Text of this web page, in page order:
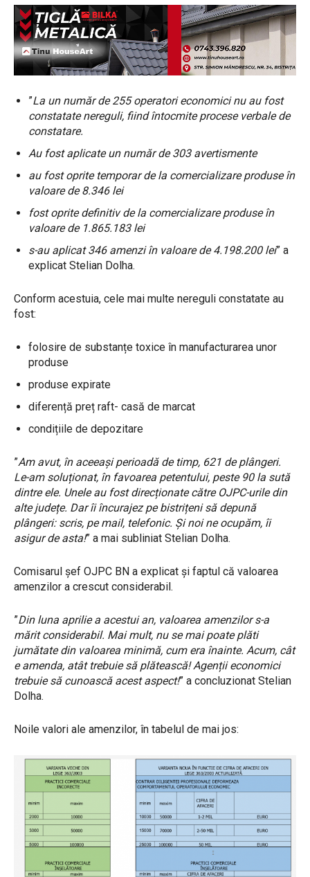
”La un număr de 255 operatori economici nu au fost
constatate nereguli, fiind întocmite procese verbale de
constatare.
Au fost aplicate un număr de 303 avertismente
au fost oprite temporar de la comercializare produse în
valoare de 8.346 lei
fost oprite definitiv de la comercializare produse în
valoare de 1.865.183 lei
s-au aplicat 346 amenzi în valoare de 4.198.200 lei” a
explicat Stelian Dolha.
Conform acestuia, cele mai multe nereguli constatate au
fost:
folosire de substanțe toxice în manufacturarea unor
produse
produse expirate
diferență preț raft- casă de marcat
condițiile de depozitare
”Am avut, în aceeași perioadă de timp, 621 de plângeri.
Le-am soluționat, în favoarea petentului, peste 90 la sută
dintre ele. Unele au fost direcționate către OJPC-urile din
alte județe. Dar îi încurajez pe bistrițeni să depună
plângeri: scris, pe mail, telefonic. Și noi ne ocupăm, îi
asigur de asta!” a mai subliniat Stelian Dolha.
Comisarul șef OJPC BN a explicat și faptul că valoarea
amenzilor a crescut considerabil.
”Din luna aprilie a acestui an, valoarea amenzilor s-a
mărit considerabil. Mai mult, nu se mai poate plăti
jumătate din valoarea minimă, cum era înainte. Acum, cât
e amenda, atât trebuie să plătească! Agenții economici
trebuie să cunoască acest aspect!” a concluzionat Stelian
Dolha.
Noile valori ale amenzilor, în tabelul de mai jos: